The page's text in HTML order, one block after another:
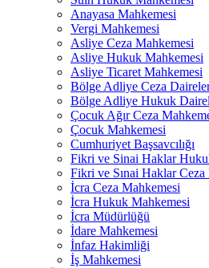
Anayasa Mahkemesi
Vergi Mahkemesi
Asliye Ceza Mahkemesi
Asliye Hukuk Mahkemesi
Asliye Ticaret Mahkemesi
Bölge Adliye Ceza
Bölge Adliye Hukuk
Çocuk Ağır Ceza
Çocuk Mahkemesi
Cumhuriyet Başsavcılığı
Fikri ve Sinai Haklar
Fikri ve Sınai Haklar Ceza
İcra Ceza Mahkemesi
İcra Hukuk Mahkemesi
İcra Müdürlüğü
İdare Mahkemesi
İnfaz Hakimliği
İş Mahkemesi